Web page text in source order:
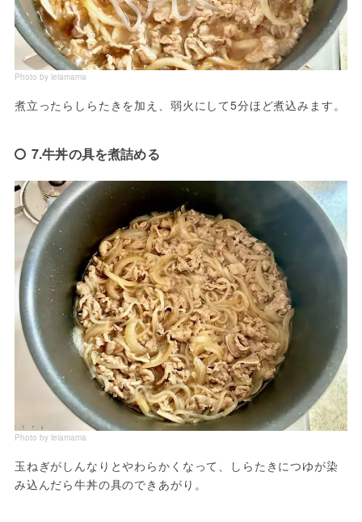
Photo by leiamama
煮立ったらしらたきを加え、弱火にして5分ほど煮込みます。
7.牛丼の具を煮詰める
Photo by leiamama
玉ねぎがしんなりとやわらかくなって、しらたきにつゆが染
み込んだら牛丼の具のできあがり。